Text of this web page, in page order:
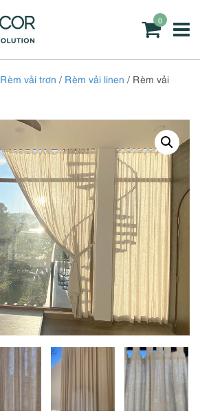
0
Rèm vải trơn / Rèm vải linen / Rèm vải